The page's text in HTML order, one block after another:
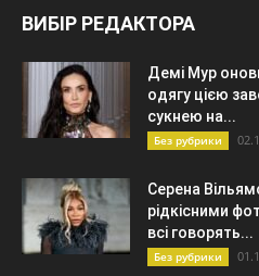
ВИБІР РЕДАКТОРА
Демі Мур
одягу цією
сукнею на...
Без рубрики
Серена
рідкісними
всі говорять...
Без рубрики